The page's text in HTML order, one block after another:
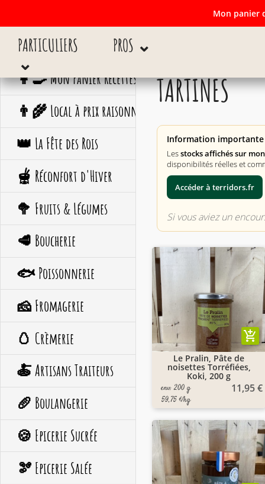
Mon panier
PARTICULIERS
⌄
PROS ⌄ Mon panier
👩‍🍳 Mon Panier Recettes
👨‍🌾 Local à prix raisonné
👑 La Fête des Rois
🫕 Réconfort d'Hiver
🥦 Fruits & Légumes
🥩 Boucherie
🐟 Poissonnerie
🧀 Fromagerie
🥚 Crèmerie
🍝 Artisans Traiteurs
🥖 Boulangerie
🍪 Epicerie Sucrée
🫘 Epicerie Salée
TARTINES
Information importante
Lesstocks affichés sur
disponibilités réelles et
Accéder à terridors.fr
Si vous aviez un
Le Pralin, Pâte de
noisettes Torréfiées,
Koki, 200 g
add_shopping_cart
env. 200 g
59,75 €/kg
11,95 €